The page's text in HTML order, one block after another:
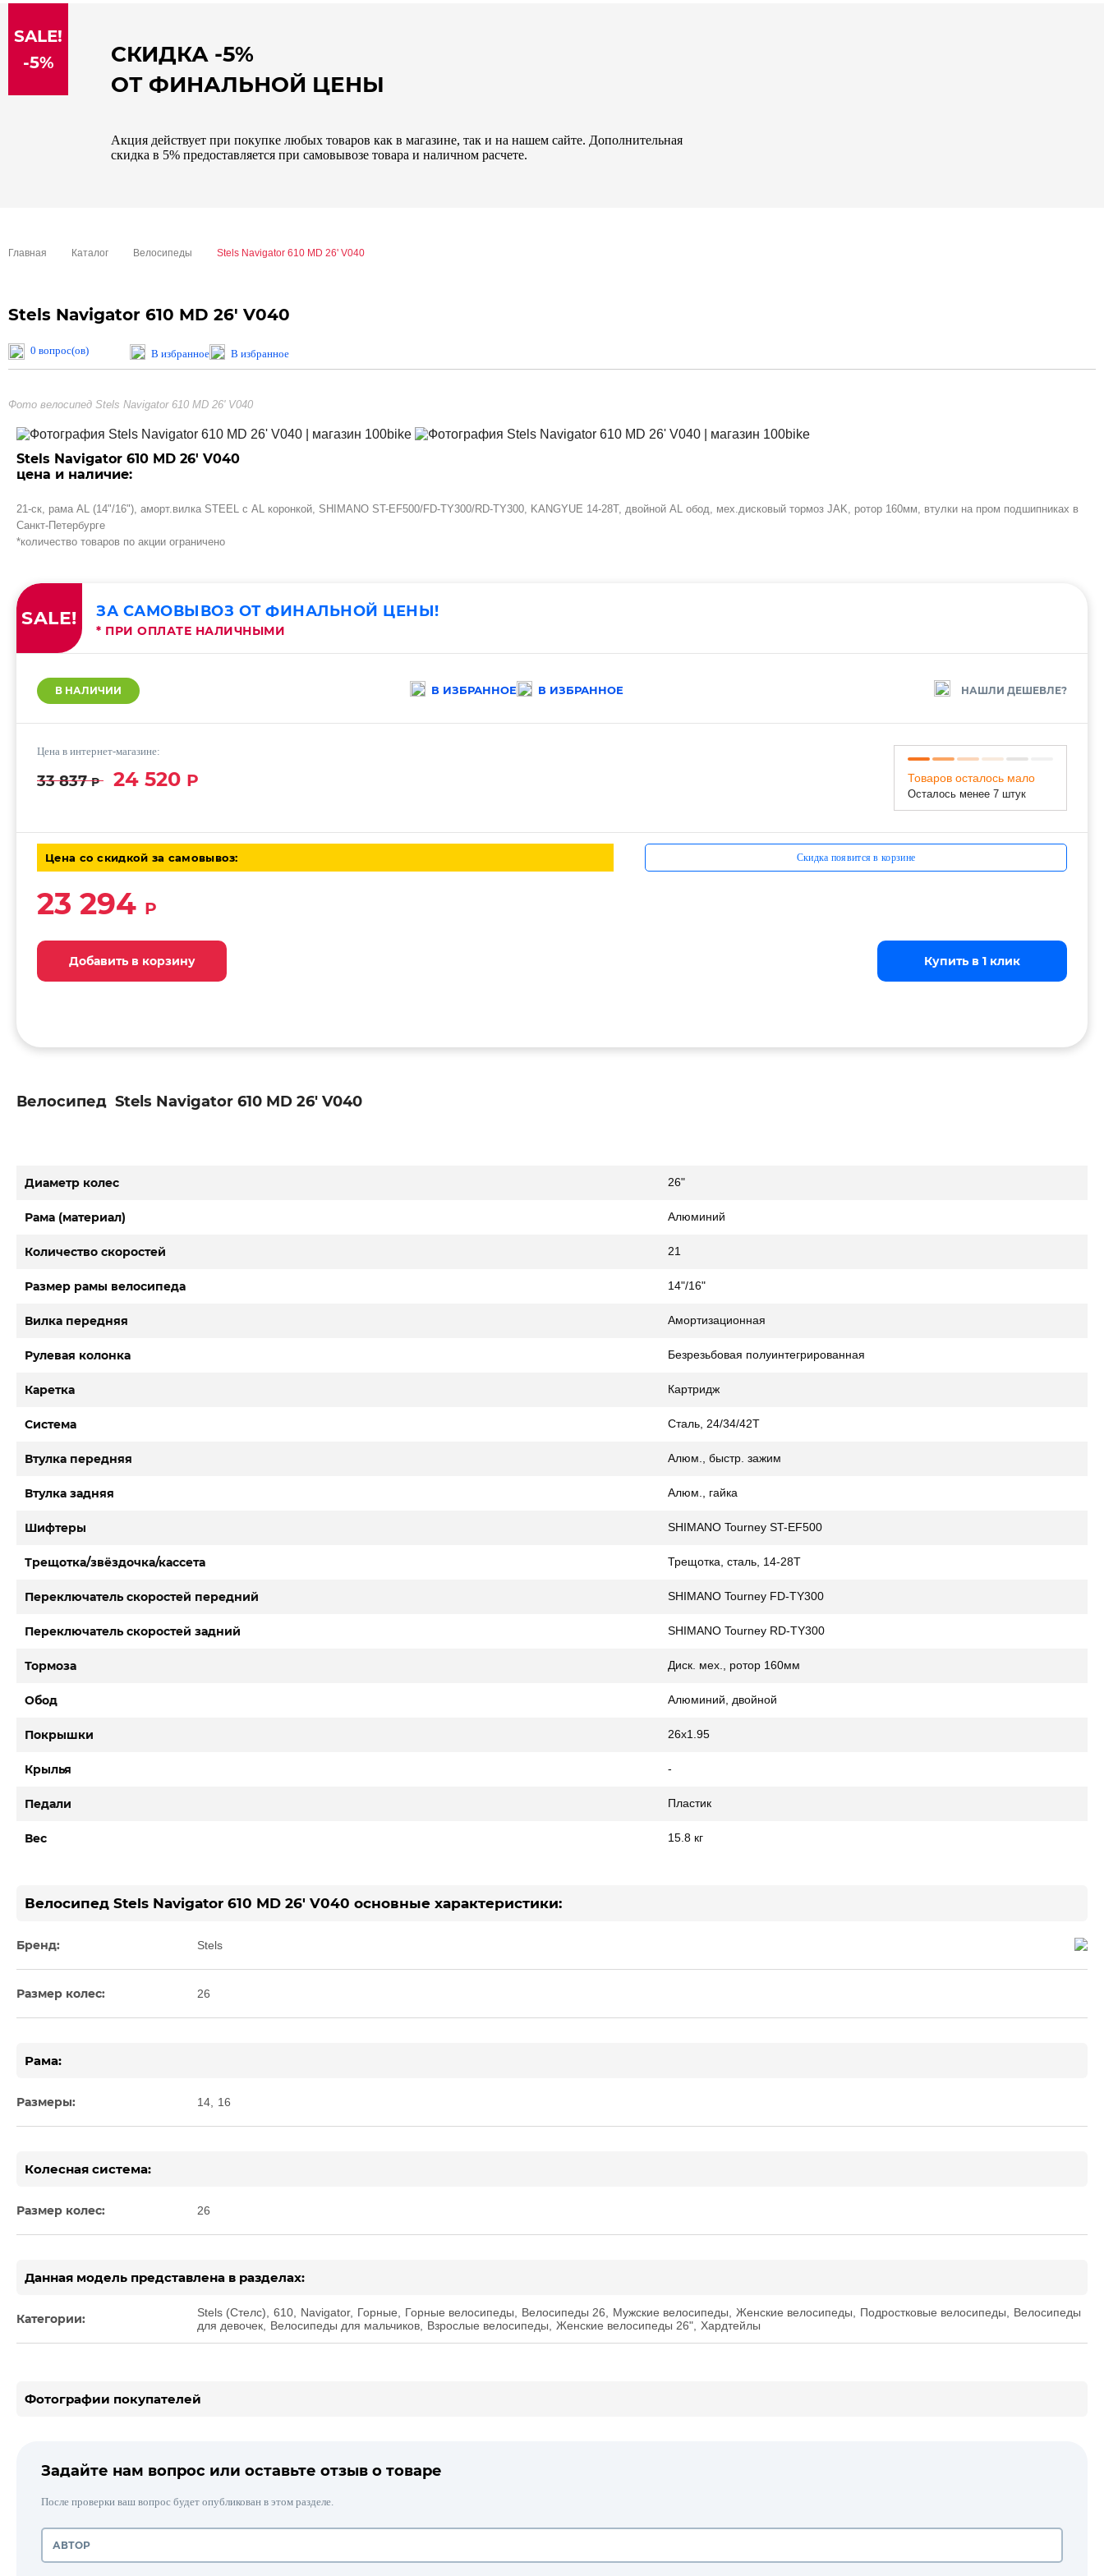
special price
SALE!
-5%
СКИДКА -5%
ОТ ФИНАЛЬНОЙ ЦЕНЫ
Акция действует при покупке любых товаров как в магазине, так и на нашем сайте. Дополнительная
скидка в 5% предоставляется при самовывозе товара и наличном расчете.
Главная Каталог Велосипеды Stels Navigator 610 MD 26' V040
Stels Navigator 610 MD 26' V040
0 вопрос(ов) В избранное В избранное
Фото велосипед Stels Navigator 610 MD 26' V040
Stels Navigator 610 MD 26' V040
цена и наличие:
21-ск, рама AL (14"/16"), аморт.вилка STEEL с AL коронкой, SHIMANO ST-EF500/FD-TY300/RD-TY300, KANGYUE 14-28T, двойной AL обод, мех.дисковый тормоз JAK, ротор 160мм, втулки на пром подшипниках в
Санкт-Петербурге
*количество товаров по акции ограничено
SALE! ЗА САМОВЫВОЗ ОТ ФИНАЛЬНОЙ ЦЕНЫ!
* ПРИ ОПЛАТЕ НАЛИЧНЫМИ
В НАЛИЧИИ В ИЗБРАННОЕ В ИЗБРАННОЕ НАШЛИ ДЕШЕВЛЕ?
Цена в интернет-магазине:
33 837Р 24 520 Р Товаров осталось мало
Осталось менее 7 штук
Цена со скидкой за самовывоз: Скидка появится в корзине
23 294 Р
Добавить в корзину
Добавить в корзину
Добавить в корзину Купить в 1 клик
Купить в 1 клик
Купить в 1 клик
Велосипед Stels Navigator 610 MD 26' V040
Диаметр колес 26"
Рама (материал) Алюминий
Количество скоростей 21
Размер рамы велосипеда 14"/16"
Вилка передняя Амортизационная
Рулевая колонка Безрезьбовая полуинтегрированная
Каретка Картридж
Система Сталь, 24/34/42Т
Втулка передняя Алюм., быстр. зажим
Втулка задняя Алюм., гайка
Шифтеры SHIMANO Tourney ST-EF500
Трещотка/звёздочка/кассета Трещотка, сталь, 14-28Т
Переключатель скоростей передний SHIMANO Tourney FD-TY300
Переключатель скоростей задний SHIMANO Tourney RD-TY300
Тормоза Диск. мех., ротор 160мм
Обод Алюминий, двойной
Покрышки 26x1.95
Крылья -
Педали Пластик
Вес 15.8 кг
Велосипед Stels Navigator 610 MD 26' V040 основные характеристики:
Бренд: Stels
Размер колес: 26
Рама:
Размеры: 14 16
Колесная система:
Размер колес: 26
Данная модель представлена в разделах:
Категории: Stels (Стелс) 610 Navigator, Горные Горные велосипеды Велосипеды 26 Мужские велосипеды Женские велосипеды Подростковые велосипеды
Велосипеды
для девочек
Велосипеды для мальчиков Взрослые велосипеды Женские велосипеды 26" Хардтейлы
Фотографии покупателей
Задайте нам вопрос или оставьте отзыв о товаре
После проверки ваш вопрос будет опубликован в этом разделе.